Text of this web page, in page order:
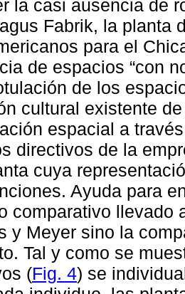
la casi ausencia de
Fabrik, la planta
para el
de espacios “con
de los
cultural existente
espacial a
directivos de la
cuya
Ayuda para
comparativo llevado
y Meyer sino la
Tal y como se
(Fig. 4) se